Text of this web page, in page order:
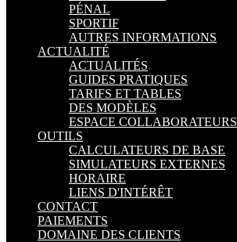
PÉNAL
SPORTIF
AUTRES INFORMATIONS
ACTUALITÉ
ACTUALITÉS
GUIDES PRATIQUES
TARIFS ET TABLES
DES MODÈLES
ESPACE COLLABORATEURS
OUTILS
CALCULATEURS DE BASE
SIMULATEURS EXTERNES
HORAIRE
LIENS D'INTÉRÊT
CONTACT
PAIEMENTS
DOMAINE DES CLIENTS